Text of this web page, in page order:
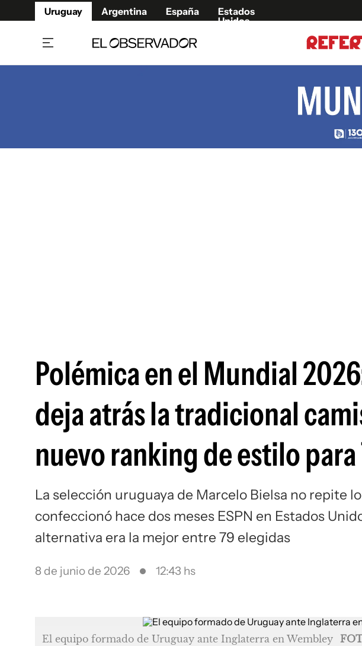
Uruguay Argentina España
Estados
Unidos
Polémica en el Mundial
deja atrás la tradicional
nuevo ranking de estilo para
La selección uruguaya de Marcelo Bielsa no repite
confeccionó hace dos meses ESPN en Estados
alternativa era la mejor entre 79 elegidas
8 de junio de 2026 12:43 hs
El equipo formado de Uruguay ante Inglaterra en Wembley